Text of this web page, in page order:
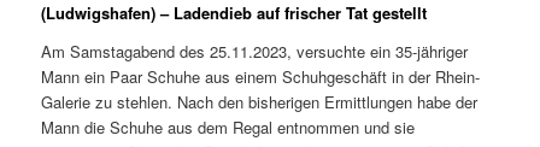
(Ludwigshafen) – Ladendieb auf frischer Tat gestellt
Am Samstagabend des 25.11.2023, versuchte ein 35-jähriger
Mann ein Paar Schuhe aus einem Schuhgeschäft in der Rhein-
Galerie zu stehlen. Nach den bisherigen Ermittlungen habe der
Mann die Schuhe aus dem Regal entnommen und sie